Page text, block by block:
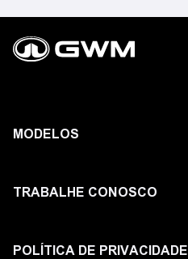
MODELOS
HAVAL
TRABALHE CONOSCO
POLÍTICA DE PRIVACIDADE